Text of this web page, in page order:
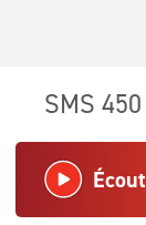
SMS